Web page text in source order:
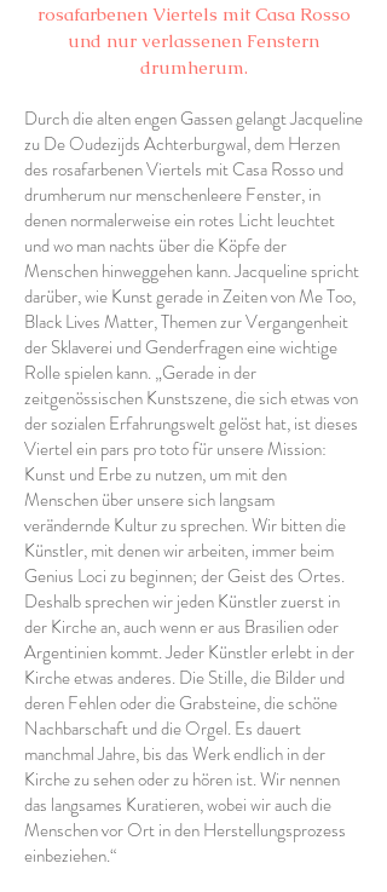
rosafarbenen Viertels mit Casa Rosso
und nur verlassenen Fenstern
drumherum.
Durch die alten engen Gassen gelangt Jacqueline
zu De Oudezijds Achterburgwal, dem Herzen
des rosafarbenen Viertels mit Casa Rosso und
drumherum nur menschenleere Fenster, in
denen normalerweise ein rotes Licht leuchtet
und wo man nachts über die Köpfe der
Menschen hinweggehen kann. Jacqueline spricht
darüber, wie Kunst gerade in Zeiten von Me Too,
Black Lives Matter, Themen zur Vergangenheit
der Sklaverei und Genderfragen eine wichtige
Rolle spielen kann. „Gerade in der
zeitgenössischen Kunstszene, die sich etwas von
der sozialen Erfahrungswelt gelöst hat, ist dieses
Viertel ein pars pro toto für unsere Mission:
Kunst und Erbe zu nutzen, um mit den
Menschen über unsere sich langsam
verändernde Kultur zu sprechen. Wir bitten die
Künstler, mit denen wir arbeiten, immer beim
Genius Loci zu beginnen; der Geist des Ortes.
Deshalb sprechen wir jeden Künstler zuerst in
der Kirche an, auch wenn er aus Brasilien oder
Argentinien kommt. Jeder Künstler erlebt in der
Kirche etwas anderes. Die Stille, die Bilder und
deren Fehlen oder die Grabsteine, die schöne
Nachbarschaft und die Orgel. Es dauert
manchmal Jahre, bis das Werk endlich in der
Kirche zu sehen oder zu hören ist. Wir nennen
das langsames Kuratieren, wobei wir auch die
Menschen vor Ort in den Herstellungsprozess
einbeziehen.“